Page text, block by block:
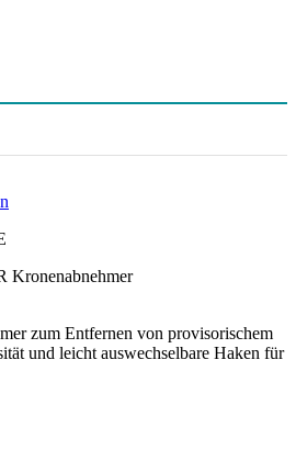
zum Entfernen von provisorischem
und leicht auswechselbare Haken für